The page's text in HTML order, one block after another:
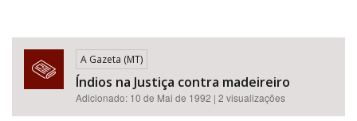
A Gazeta (MT)
Índios na Justiça contra madeireiro
Adicionado: 10 de Mai de 1992 | 2 visualizações